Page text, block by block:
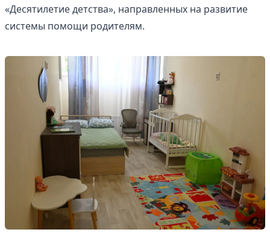
«Десятилетие детства», направленных на развитие
системы помощи родителям.